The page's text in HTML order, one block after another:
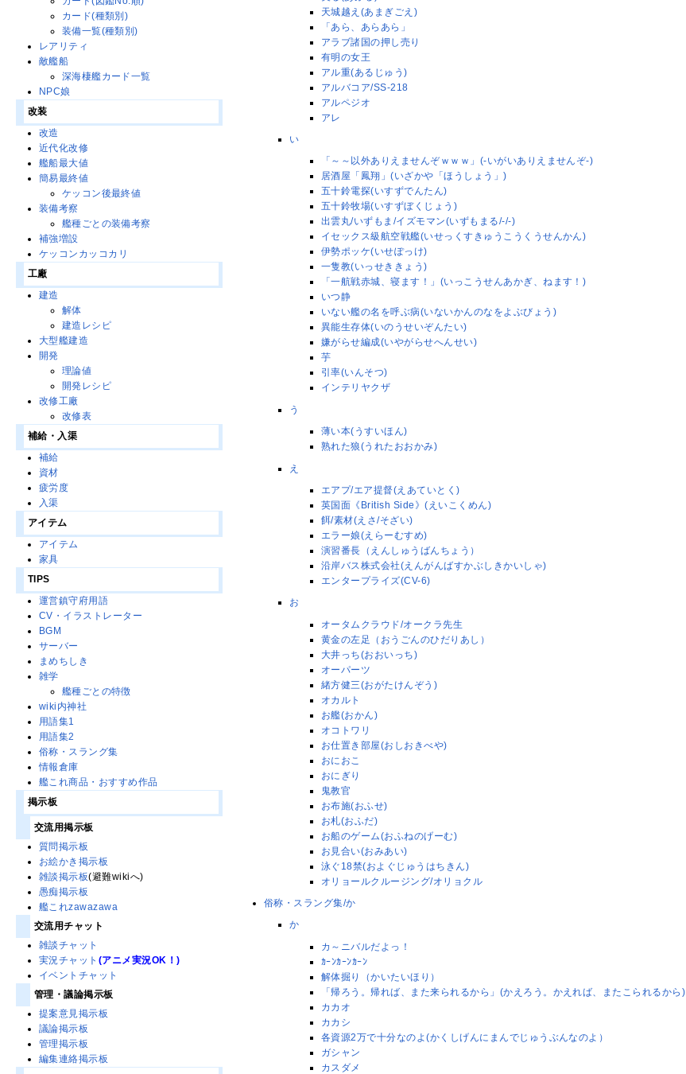
天城越え(あまぎごえ)
「あら、あらあら」
アラブ諸国の押し売り
有明の女王
アル重(あるじゅう)
アルバコア/SS-218
アルペジオ
アレ
い
「～～以外ありえませんぞｗｗｗ」(-いがいありえませんぞ-)
居酒屋「鳳翔」(いざかや「ほうしょう」)
五十鈴電探(いすずでんたん)
五十鈴牧場(いすずぼくじょう)
出雲丸/いずもま/イズモマン(いずもまる/-/-)
イセックス級航空戦艦(いせっくすきゅうこうくうせんかん)
伊勢ポッケ(いせぽっけ)
一隻教(いっせききょう)
「一航戦赤城、寝ます！」(いっこうせんあかぎ、ねます！)
いつ静
いない艦の名を呼ぶ病(いないかんのなをよぶびょう)
異能生存体(いのうせいぞんたい)
嫌がらせ編成(いやがらせへんせい)
芋
引率(いんそつ)
インテリヤクザ
う
薄い本(うすいほん)
熟れた狼(うれたおおかみ)
え
エアプ/エア提督(えあていとく)
英国面《British Side》(えいこくめん)
餌/素材(えさ/そざい)
エラー娘(えらーむすめ)
演習番長（えんしゅうばんちょう）
沿岸バス株式会社(えんがんばすかぶしきかいしゃ)
エンタープライズ(CV-6)
お
オータムクラウド/オークラ先生
黄金の左足（おうごんのひだりあし）
大井っち(おおいっち)
オーパーツ
緒方健三(おがたけんぞう)
オカルト
お艦(おかん)
オコトワリ
お仕置き部屋(おしおきべや)
おにおこ
おにぎり
鬼教官
お布施(おふせ)
お札(おふだ)
お船のゲーム(おふねのげーむ)
お見合い(おみあい)
泳ぐ18禁(およぐじゅうはちきん)
オリョールクルージング/オリョクル
俗称・スラング集/か
か
カ～ニバルだよっ！
ｶｰﾝｶｰﾝｶｰﾝ
解体掘り（かいたいほり）
「帰ろう。帰れば、また来られるから」(かえろう。かえれば、またこられるから)
カカオ
カカシ
各資源2万で十分なのよ(かくしげんにまんでじゅうぶんなのよ）
ガシャン
カスダメ
カード(種類別)
装備一覧(種類別)
レアリティ
敵艦船
深海棲艦カード一覧
NPC娘
改装
改造
近代化改修
艦船最大値
簡易最終値
ケッコン後最終値
装備考察
艦種ごとの装備考察
補強増設
ケッコンカッコカリ
工廠
建造
解体
建造レシピ
大型艦建造
開発
理論値
開発レシピ
改修工廠
改修表
補給・入渠
補給
資材
疲労度
入渠
アイテム
アイテム
家具
TIPS
運営鎮守府用語
CV・イラストレーター
BGM
サーバー
まめちしき
雑学
艦種ごとの特徴
wiki内神社
用語集1
用語集2
俗称・スラング集
情報倉庫
艦これ商品・おすすめ作品
掲示板
交流用掲示板
質問掲示板
お絵かき掲示板
雑談掲示板(避難wikiへ)
愚痴掲示板
艦これzawazawa
交流用チャット
雑談チャット
実況チャット (アニメ実況OK！)
イベントチャット
管理・議論掲示板
提案意見掲示板
議論掲示板
管理掲示板
編集連絡掲示板